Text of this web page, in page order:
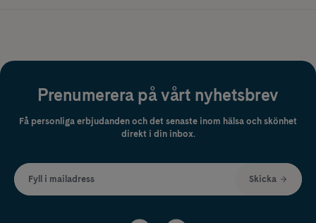
Prenumerera på vårt nyhetsbrev
Få personliga erbjudanden och det senaste inom hälsa och skönhet
direkt i din inbox.
Fyll i mailadress Skicka